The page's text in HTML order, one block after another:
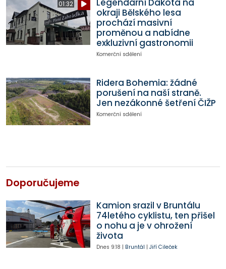
01:32
Legendární Dakota na
okraji Bělského lesa
prochází masivní
proměnou a nabídne
exkluzivní gastronomii
Komerční sdělení
Ridera Bohemia: žádné
porušení na naší straně.
Jen nezákonné šetření ČIŽP
Komerční sdělení
Doporučujeme
Kamion srazil v Bruntálu
74letého cyklistu, ten přišel
o nohu a je v ohrožení
života
Dnes 9:18 | Bruntál | Jiří Cileček